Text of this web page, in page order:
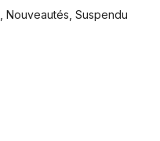
Nouveautés Suspendu